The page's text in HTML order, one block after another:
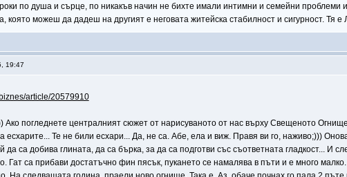
по душа и сърце, по никакъв начин не бихте имали интимни и семейни проблеми
която можеш да дадеш на другият е неговата житейска стабилност и сигурност. Тя
19:47
article/20579910
Ако погледнете централният сюжет от нарисуваното от нас върху Свещеното
есхарите... Те не били есхари... Да, не са. Абе, ела и виж. Правя ви го, наживо;)))
да са добива глината, да са бърка, за да са подготви със съответната гладкост... И
Гат са прибави достатъчно фин пясък, пукането се намалява в пъти и е много